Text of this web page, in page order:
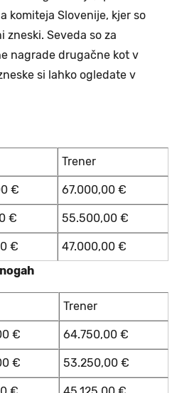
komiteja Slovenije, kjer so
Seveda so za
nagrade drugačne kot v
si lahko ogledate v
Trener
€ 67.000,00 €
€ 55.500,00 €
€
47.000,00 €
Trener
€ 64.750,00 €
€ 53.250,00 €